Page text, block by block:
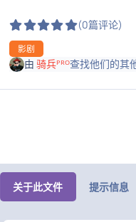
(0篇评论)
影剧
由 骑兵ᴾᴿᴼ查找他们的其
关于此文件 提示信息